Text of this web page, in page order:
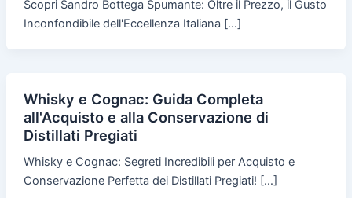
Scopri Sandro Bottega Spumante: Oltre il Prezzo, il Gusto
Inconfondibile dell'Eccellenza Italiana […]
Whisky e Cognac: Guida Completa
all'Acquisto e alla Conservazione di
Distillati Pregiati
Whisky e Cognac: Segreti Incredibili per Acquisto e
Conservazione Perfetta dei Distillati Pregiati! […]